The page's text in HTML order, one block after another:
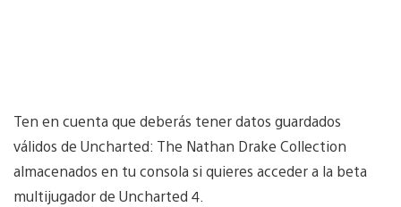
Ten en cuenta que deberás tener datos guardados
válidos de Uncharted: The Nathan Drake Collection
almacenados en tu consola si quieres acceder a la beta
multijugador de Uncharted 4.